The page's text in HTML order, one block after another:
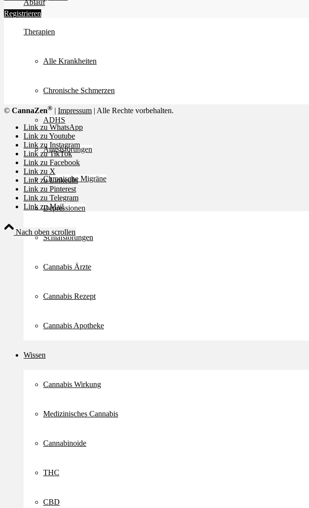
Ablauf
Therapien
Alle Krankheiten
Chronische Schmerzen
ADHS
Angststörungen
Chronische Migräne
Depressionen
Schlafstörungen
Cannabis Ärzte
Cannabis Rezept
Cannabis Apotheke
Wissen
Cannabis Wirkung
Medizinisches Cannabis
Cannabinoide
THC
CBD
Registrieren
© CannaZen® | Impressum | Alle Rechte vorbehalten.
Link zu WhatsApp
Link zu Youtube
Link zu Instagram
Link zu TikTok
Link zu Facebook
Link zu X
Link zu LinkedIn
Link zu Pinterest
Link zu Telegram
Link zu Mail
Nach oben scrollen